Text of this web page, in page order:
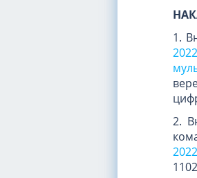
1.
2.